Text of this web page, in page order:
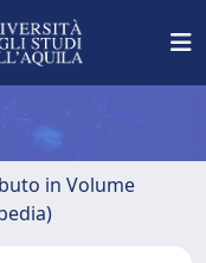
in Volume